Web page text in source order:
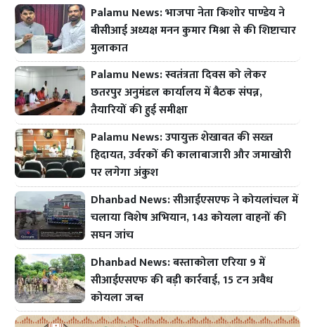
Palamu News: भाजपा नेता किशोर पाण्डेय ने
बीसीआई अध्यक्ष मनन कुमार मिश्रा से की शिष्टाचार
मुलाकात
Palamu News: स्वतंत्रता दिवस को लेकर
छतरपुर अनुमंडल कार्यालय में बैठक संपन्न,
तैयारियों की हुई समीक्षा
Palamu News: उपायुक्त शेखावत की सख्त
हिदायत, उर्वरकों की कालाबाजारी और जमाखोरी
पर लगेगा अंकुश
Dhanbad News: सीआईएसएफ ने कोयलांचल में
चलाया विशेष अभियान, 143 कोयला वाहनों की
सघन जांच
Dhanbad News: बस्ताकोला एरिया 9 में
सीआईएसएफ की बड़ी कार्रवाई, 15 टन अवैध
कोयला जब्त